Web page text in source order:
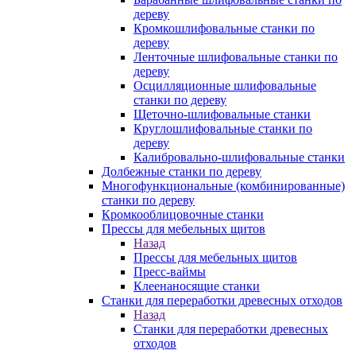
дереву
Кромкошлифовальные станки по
дереву
Ленточные шлифовальные станки по
дереву
Осцилляционные шлифовальные
станки по дереву
Щеточно-шлифовальные станки
Круглошлифовальные станки по
дереву
Калибровально-шлифовальные станки
Долбежные станки по дереву
Многофункциональные (комбинированные)
станки по дереву
Кромкооблицовочные станки
Прессы для мебельных щитов
Назад
Прессы для мебельных щитов
Пресс-ваймы
Клеенаносящие станки
Станки для переработки древесных отходов
Назад
Станки для переработки древесных
отходов